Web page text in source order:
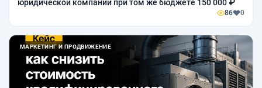
юридической компании при том же бюджете 150 000 ₽
86 0
МАРКЕТИНГ И ПРОДВИЖЕНИЕ